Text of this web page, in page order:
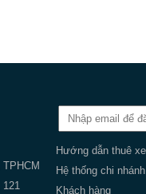
121
Hướng dẫn thuê xe
Hệ thống chi nhánh
Khách hàng